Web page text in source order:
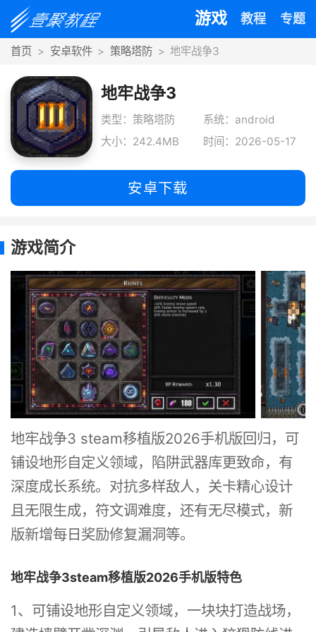
游戏 教程 专题
首页 安卓软件 策略塔防 地牢战争3
地牢战争3
类型：策略塔防
系统：android
大小：242.4MB
时间：2026-05-17
安卓下载
游戏简介
地牢战争3 steam移植版2026手机版回归，可
铺设地形自定义领域，陷阱武器库更致命，有
深度成长系统。对抗多样敌人，关卡精心设计
且无限生成，符文调难度，还有无尽模式，新
版新增每日奖励修复漏洞等。
地牢战争3steam移植版2026手机版特色
1、可铺设地形自定义领域，一块块打造战场，